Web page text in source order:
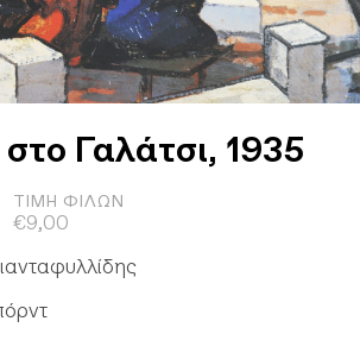
Γαλάτσι, 1935
ΤΙΜΉ ΦΊΛΩΝ
€9,00